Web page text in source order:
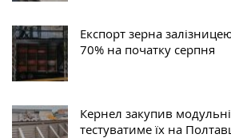
Експорт зерна
70% на початку серпня
Кернел закупив
тестуватиме їх на